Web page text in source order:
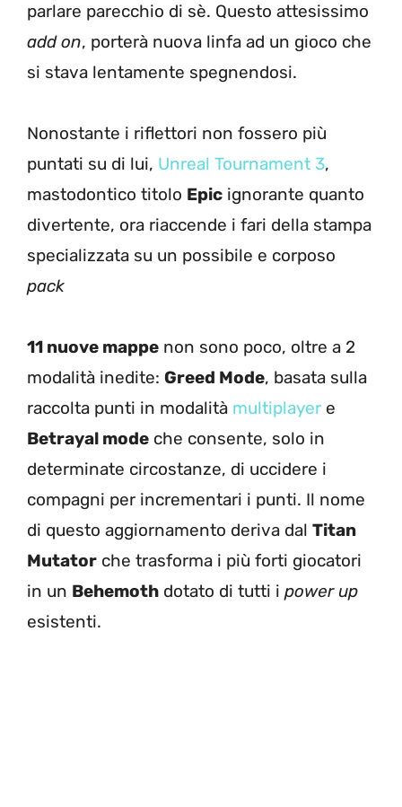
parlare parecchio di sè. Questo attesissimo
add on, porterà nuova linfa ad un gioco che
si stava lentamente spegnendosi.
Nonostante i riflettori non fossero più
puntati su di lui, Unreal Tournament 3,
mastodontico titolo Epic ignorante quanto
divertente, ora riaccende i fari della stampa
specializzata su un possibile e corposo
pack
11 nuove mappe non sono poco, oltre a 2
modalità inedite: Greed Mode, basata sulla
raccolta punti in modalità multiplayer e
Betrayal mode che consente, solo in
determinate circostanze, di uccidere i
compagni per incrementari i punti. Il nome
di questo aggiornamento deriva dal Titan
Mutator che trasforma i più forti giocatori
in un Behemoth dotato di tutti i power up
esistenti.